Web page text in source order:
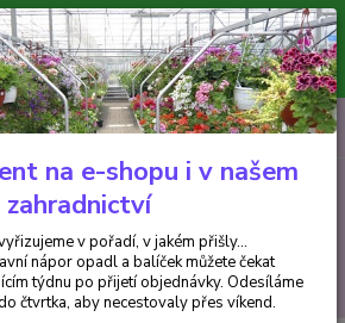
pro odeslání z e-shopu je 300 Kč.
objednávek opadl a balíček můžete čekat
týdnu po přijetí objednávky. Objednávky
v pořadí, v jakém přišly...
CZK
Hledat
0ks
za0 Kč
na e-shopu i v našem
zahradnictví
v pořadí, v jakém přišly...
nápor opadl a balíček můžete čekat
týdnu po přijetí objednávky. Odesíláme
čtvrtka, aby necestovaly přes víkend.